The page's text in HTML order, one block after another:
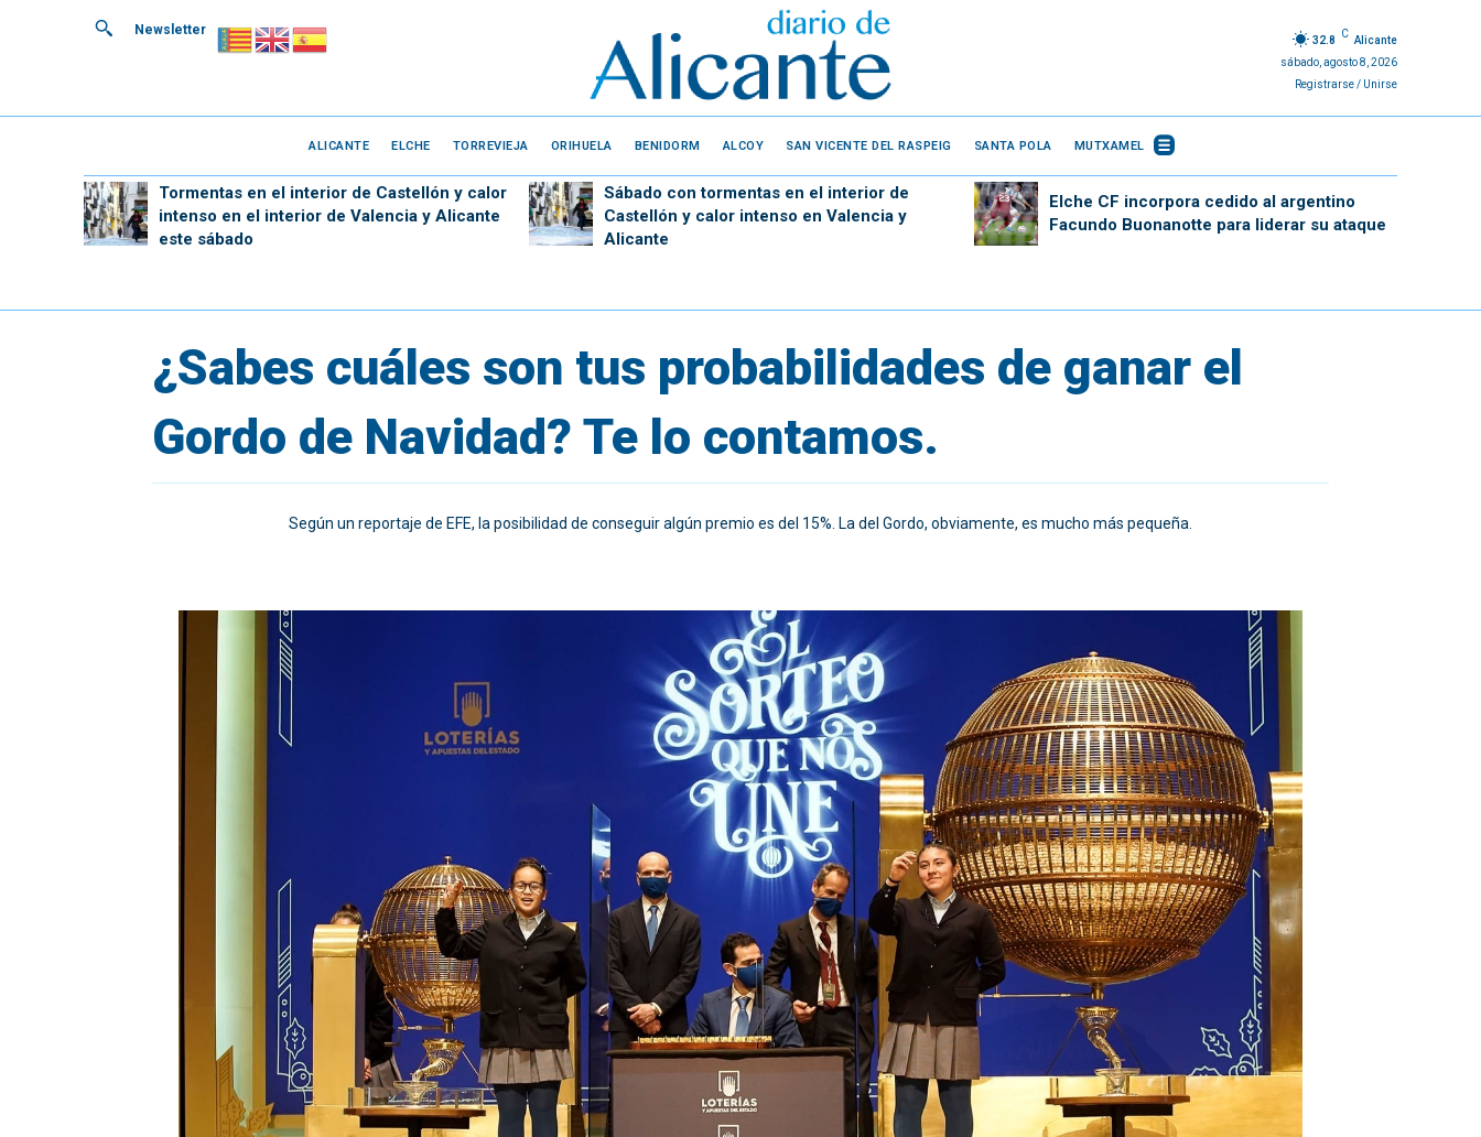
Newsletter
32.8
C
Alicante
sábado, agosto 8, 2026
Registrarse / Unirse
ALICANTE ELCHE TORREVIEJA ORIHUELA BENIDORM ALCOY SAN VICENTE DEL RASPEIG SANTA POLA MUTXAMEL
Tormentas en el interior de Castellón y calor
intenso en el interior de Valencia y Alicante
este sábado
Sábado con tormentas en el interior de
Castellón y calor intenso en Valencia y
Alicante
Elche CF incorpora cedido al argentino
Facundo Buonanotte para liderar su ataque
¿Sabes cuáles son tus probabilidades de ganar el
Gordo de Navidad? Te lo contamos.
Según un reportaje de EFE, la posibilidad de conseguir algún premio es del 15%. La del Gordo, obviamente, es mucho más pequeña.